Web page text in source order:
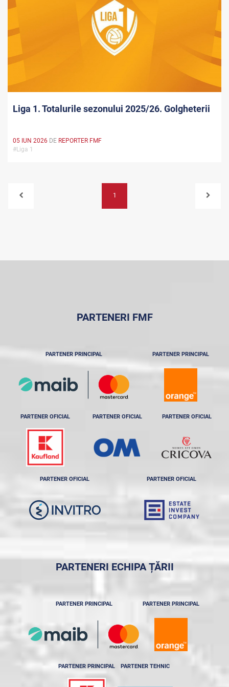
Liga 1. Totalurile sezonului 2025/26. Golgheterii
05 IUN 2026 DE REPORTER FMF
#Liga 1
1
PARTENERI FMF
PARTENER PRINCIPAL PARTENER PRINCIPAL
PARTENER OFICIAL PARTENER OFICIAL PARTENER OFICIAL
PARTENER OFICIAL PARTENER OFICIAL
PARTENERI ECHIPA ȚĂRII
PARTENER PRINCIPAL PARTENER PRINCIPAL
PARTENER PRINCIPAL PARTENER TEHNIC